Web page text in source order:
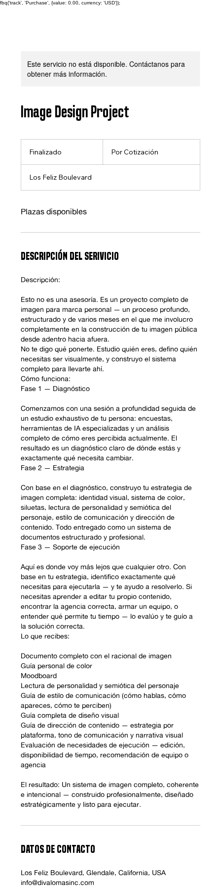
fbq('track', 'Purchase', {value: 0.00, currency: 'USD'});
Este servicio no está disponible. Contáctanos para
obtener más información.
Image Design Project
Finalizado
a
l
z
Por Cotización
Los Feliz Boulevard
Plazas disponibles
DESCRIPCIÓN DEL SERIVICIO
Descripción:
Esto no es una asesoría. Es un proyecto completo de
imagen para marca personal — un proceso profundo,
estructurado y de varios meses en el que me involucro
completamente en la construcción de tu imagen pública
desde adentro hacia afuera.
No te digo qué ponerte. Estudio quién eres, defino quién
necesitas ser visualmente, y construyo el sistema
completo para llevarte ahí.
Cómo funciona:
Fase 1 — Diagnóstico
Comenzamos con una sesión a profundidad seguida de
un estudio exhaustivo de tu persona: encuestas,
herramientas de IA especializadas y un análisis
completo de cómo eres percibida actualmente. El
resultado es un diagnóstico claro de dónde estás y
exactamente qué necesita cambiar.
Fase 2 — Estrategia
Con base en el diagnóstico, construyo tu estrategia de
imagen completa: identidad visual, sistema de color,
siluetas, lectura de personalidad y semiótica del
personaje, estilo de comunicación y dirección de
contenido. Todo entregado como un sistema de
documentos estructurado y profesional.
Fase 3 — Soporte de ejecución
Aquí es donde voy más lejos que cualquier otro. Con
base en tu estrategia, identifico exactamente qué
necesitas para ejecutarla — y te ayudo a resolverlo. Si
necesitas aprender a editar tu propio contenido,
encontrar la agencia correcta, armar un equipo, o
entender qué permite tu tiempo — lo evalúo y te guío a
la solución correcta.
Lo que recibes:
Documento completo con el racional de imagen
Guía personal de color
Moodboard
Lectura de personalidad y semiótica del personaje
Guía de estilo de comunicación (cómo hablas, cómo
apareces, cómo te perciben)
Guía completa de diseño visual
Guía de dirección de contenido — estrategia por
plataforma, tono de comunicación y narrativa visual
Evaluación de necesidades de ejecución — edición,
disponibilidad de tiempo, recomendación de equipo o
agencia
El resultado: Un sistema de imagen completo, coherente
e intencional — construido profesionalmente, diseñado
estratégicamente y listo para ejecutar.
DATOS DE CONTACTO
Los Feliz Boulevard, Glendale, California, USA
info@divalomasinc.com